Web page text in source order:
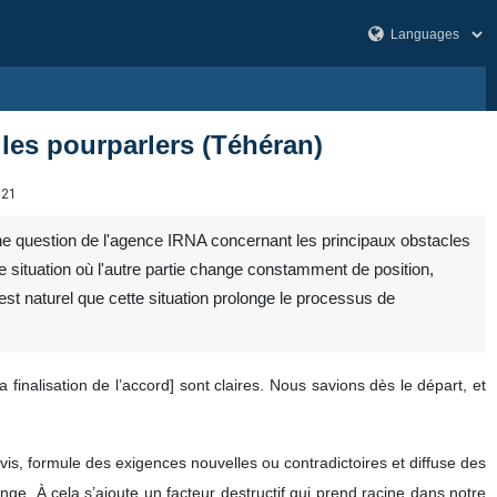
pourparlers (Téhéran)
question de l'agence IRNA concernant les principaux obstacles
où l'autre partie change constamment de position,
naturel que cette situation prolonge le processus de
de l’accord] sont claires. Nous savions dès le départ, et
formule des exigences nouvelles ou contradictoires et diffuse des
À cela s’ajoute un facteur destructif qui prend racine dans notre